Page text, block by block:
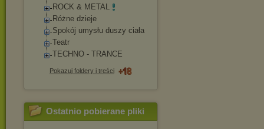
ROCK & METAL
Różne dzieje
Spokój umysłu duszy ciała
Teatr
TECHNO - TRANCE
Pokazuj foldery i treści
Ostatnio pobierane pliki